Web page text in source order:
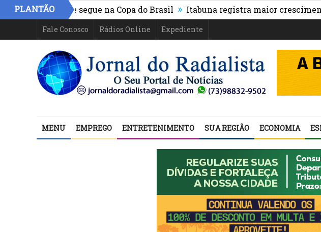
PLANTÃO
PR e segue na Copa do Brasil » Itabuna registra maior crescimento do
Fale Conosco Rádios Online Expediente
MENU EMPREGO ENTRETENIMENTO SUA REGIÃO ECONOMIA